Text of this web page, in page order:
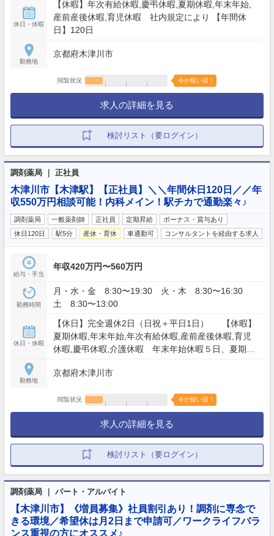
休日・休暇
【休暇】年次有給休暇,慶弔休暇,夏期休暇,年末年始,
産前産後休暇,育児休暇 社内規定により 【年間休
日】120日
勤務地
京都府木津川市
閲覧状況 今が狙い目！
求人の詳細を見る
検討リスト（要ログイン）
調剤薬局 ｜ 正社員
木津川市【木津駅】【正社員】＼＼年間休日120日／／年
収550万円相談可能！内科メイン！駅チカで通勤楽々♪
調剤薬局 一般薬剤師 正社員 定期昇給
ボーナス・賞与あり
休日120日
駅5分 産休・育休 車通勤可 コンサルタントを経由する求人
給与・手当
年収420万円〜560万円
勤務時間
月・水・金 8:30〜19:30 火・木 8:30〜16:30
土 8:30〜13:00
休日・休暇
【休日】完全週休2日（日祝＋平日1日） 【休暇】
夏期休暇,年末年始,年次有給休暇,産前産後休暇,育児
休暇,慶弔休暇,介護休暇 年末年始休暇５日、夏期休
勤務地
京都府木津川市
閲覧状況 今が狙い目！
求人の詳細を見る
検討リスト（要ログイン）
調剤薬局 ｜ パート・アルバイト
【木津川市】《増員募集》社員割引あり！調剤に専念で
きる環境／希望休は月2日まで申請可／ワークライフバラ
ンス重視の方にオススメ♪